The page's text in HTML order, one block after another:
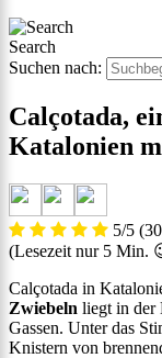
Search
Suchen nach:
Calçotada,
Katalonien
5/5
(Lesezeit nur 5 Min.
Calçotada in
Zwiebeln liegt in der
Gassen. Unter das
Knistern von